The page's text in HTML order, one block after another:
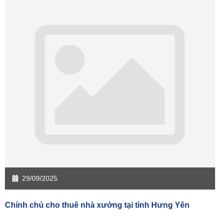
29/09/2025
Chính chủ cho thuê nhà xưởng tại tỉnh Hưng Yên